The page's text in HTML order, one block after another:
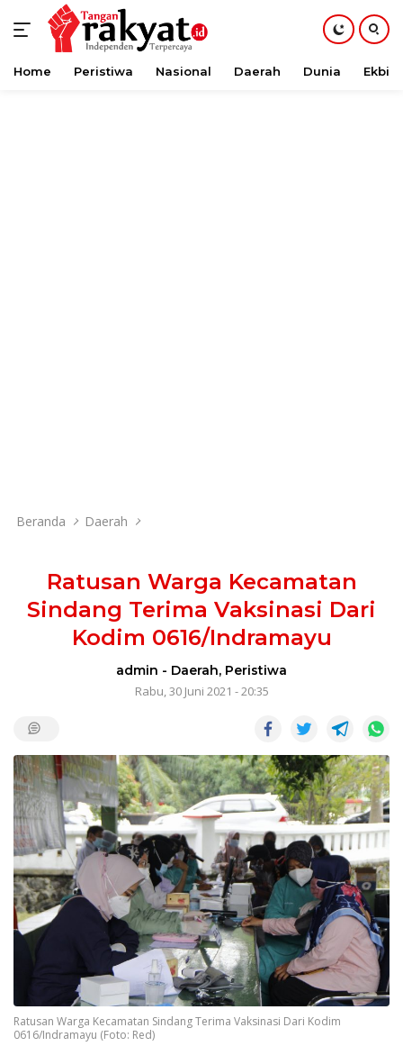
Langsung
Home Peristiwa Nasional Daerah Dunia Ekbis
Beranda Daerah
Ratusan Warga Kecamatan
Sindang Terima Vaksinasi Dari
Kodim 0616/Indramayu
admin - Daerah, Peristiwa
Rabu, 30 Juni 2021 - 20:35
Ratusan Warga Kecamatan Sindang Terima Vaksinasi Dari Kodim
0616/Indramayu (Foto: Red)